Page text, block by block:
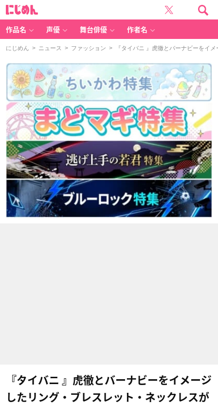
作品名 声優 舞台俳優 作者名
にじめん > ニュース > ファッション > 『タイバニ 』虎徹とバーナビーをイ
『タイバニ 』虎徹とバーナビーをイメージ
したリング・ブレスレット・ネックレスが